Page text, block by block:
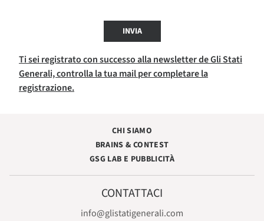
INVIA
Ti sei registrato con successo alla newsletter de Gli Stati
Generali, controlla la tua mail per completare la
registrazione.
CHI SIAMO
BRAINS & CONTEST
GSG LAB E PUBBLICITÀ
CONTATTACI
info@glistatigenerali.com